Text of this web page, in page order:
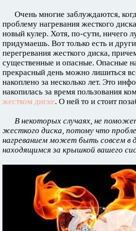
Очень многие заблуждаются,
проблему нагревания жесткого
новый кулер. Хотя, по-сути, ничего
придумаешь. Вот только есть и
перегревания жесткого диска,
существенные и опасные. Опасные
прекрасный день можно лишиться
накоплено за несколько лет. Это
накопилась за время пользования
жестком диске. О ней то и стоит
В некоторых случаях, не
жесткого диска, потому что
нагреванием может быть совсем в
находящимся за крышкой вашего